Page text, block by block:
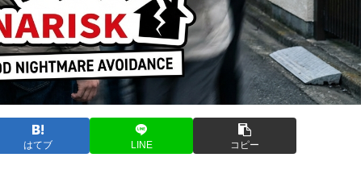
はてブ LINE コピー